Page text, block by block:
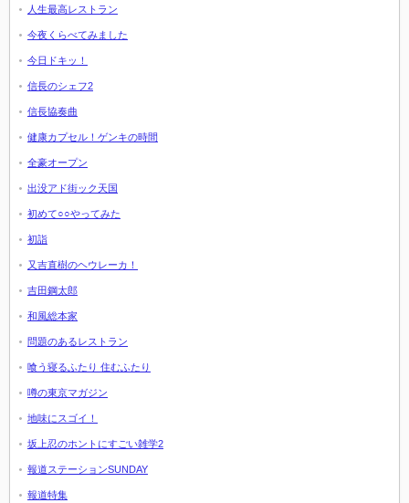
人生最高レストラン
今夜くらべてみました
今日ドキッ！
信長のシェフ2
信長協奏曲
健康カプセル！ゲンキの時間
全豪オープン
出没アド街ック天国
初めて○○やってみた
初詣
又吉直樹のヘウレーカ！
吉田鋼太郎
和風総本家
問題のあるレストラン
喰う寝るふたり 住むふたり
噂の東京マガジン
地味にスゴイ！
坂上忍のホントにすごい雑学2
報道ステーションSUNDAY
報道特集